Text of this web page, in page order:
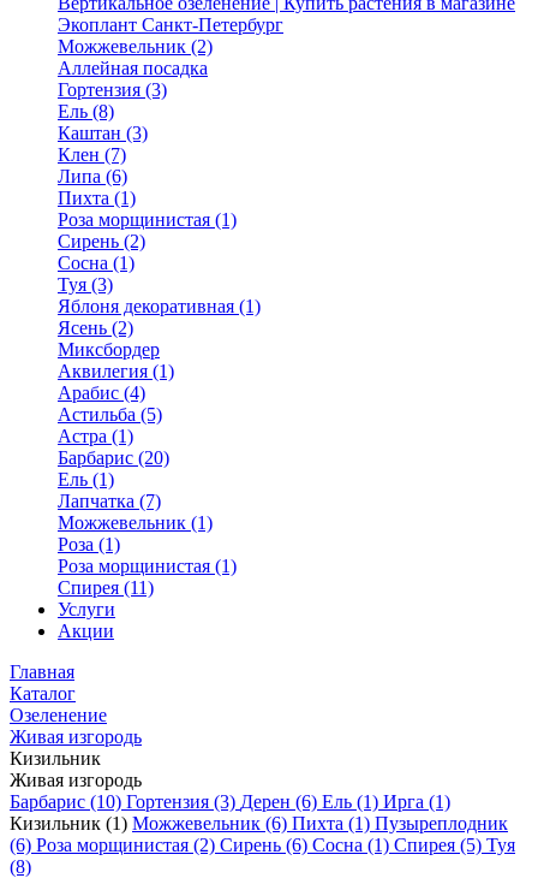
Экоплант Санкт-Петербург
Можжевельник (2)
Аллейная посадка
Гортензия (3)
Ель (8)
Каштан (3)
Клен (7)
Липа (6)
Пихта (1)
Роза морщинистая (1)
Сирень (2)
Сосна (1)
Туя (3)
Яблоня декоративная (1)
Ясень (2)
Миксбордер
Аквилегия (1)
Арабис (4)
Астильба (5)
Астра (1)
Барбарис (20)
Ель (1)
Лапчатка (7)
Можжевельник (1)
Роза (1)
Роза морщинистая (1)
Спирея (11)
Услуги
Акции
Главная
Каталог
Озеленение
Живая изгородь
Кизильник
Живая изгородь
Барбарис (10) Гортензия (3) Дерен (6) Ель (1) Ирга (1)
Кизильник (1) Можжевельник (6) Пихта (1) Пузыреплодник
(6) Роза морщинистая (2) Сирень (6) Сосна (1) Спирея (5) Туя
(8)